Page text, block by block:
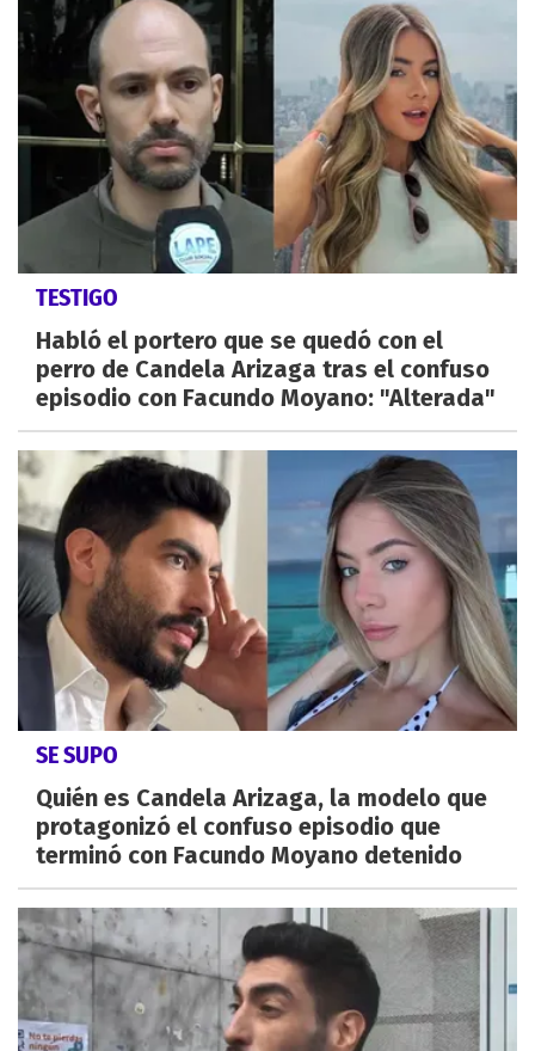
TESTIGO
Habló el portero que se quedó con el
perro de Candela Arizaga tras el confuso
episodio con Facundo Moyano: "Alterada"
SE SUPO
Quién es Candela Arizaga, la modelo que
protagonizó el confuso episodio que
terminó con Facundo Moyano detenido